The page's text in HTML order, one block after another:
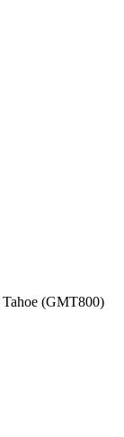
Tahoe (GMT800)